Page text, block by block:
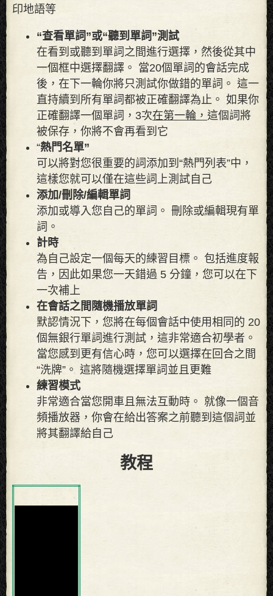
印地語等
“查看單詞”或“聽到單詞”測試
在看到或聽到單詞之間進行選擇，然後從其中
一個框中選擇翻譯。 當20個單詞的會話完成
後，在下一輪你將只測試你做錯的單詞。 這一
直持續到所有單詞都被正確翻譯為止。 如果你
正確翻譯一個單詞，3次在第一輪， 這個詞將
被保存，你將不會再看到它
“熱門名單”
可以將對您很重要的詞添加到“熱門列表”中，
這樣您就可以僅在這些詞上測試自己
添加/刪除/編輯單詞
添加或導入您自己的單詞。 刪除或編輯現有單
詞。
計時
為自己設定一個每天的練習目標。 包括進度報
告，因此如果您一天錯過 5 分鐘，您可以在下
一次補上
在會話之間隨機播放單詞
默認情況下，您將在每個會話中使用相同的 20
個無銀行單詞進行測試，這非常適合初學者。
當您感到更有信心時，您可以選擇在回合之間
“洗牌”。 這將隨機選擇單詞並且更難
練習模式
非常適合當您開車且無法互動時。 就像一個音
頻播放器，你會在給出答案之前聽到這個詞並
將其翻譯給自己
教程